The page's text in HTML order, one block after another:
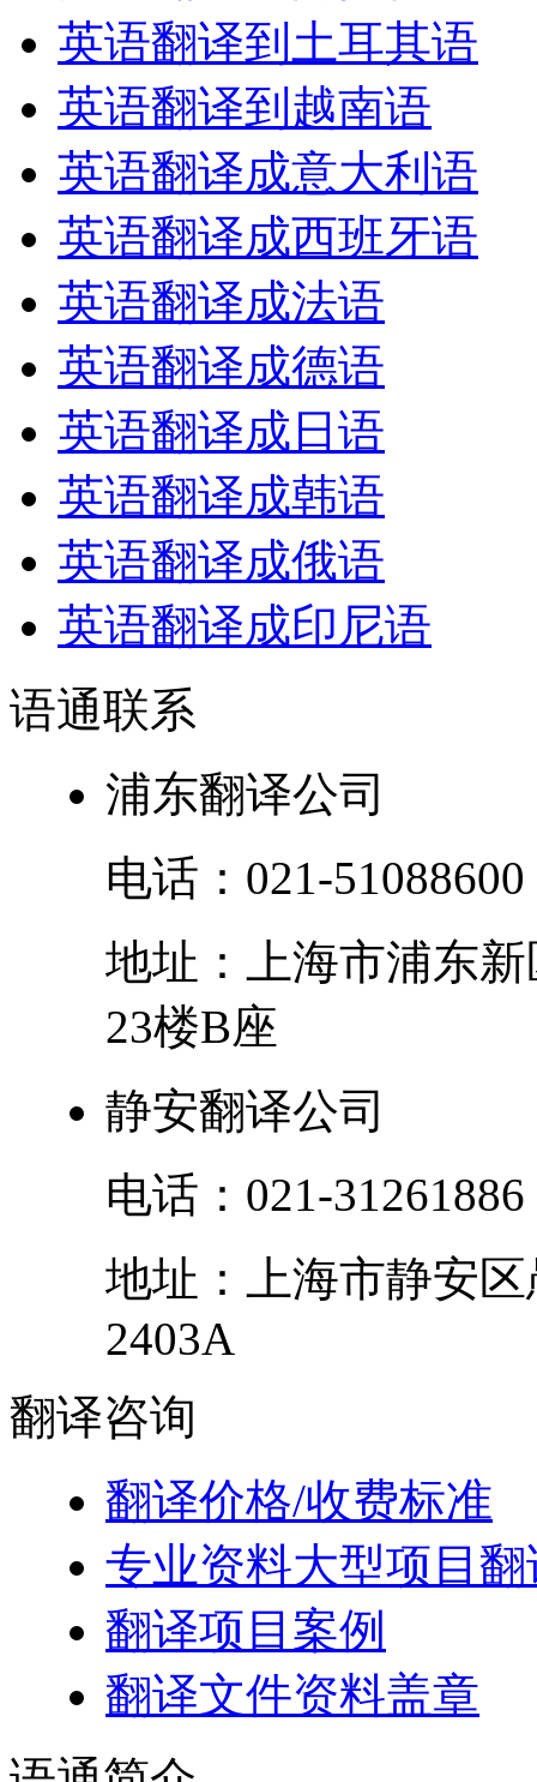
英语翻译到土耳其语
英语翻译到越南语
英语翻译成意大利语
英语翻译成西班牙语
英语翻译成法语
英语翻译成德语
英语翻译成日语
英语翻译成韩语
英语翻译成俄语
英语翻译成印尼语
语通联系
浦东翻译公司
电话： 021-51088600
地址：
上海市浦东新
23楼B座
静安翻译公司
电话： 021-31261886
地址：
上海市静安区
2403A
翻译咨询
翻译价格/收费标准
专业资料大型项目翻
翻译项目案例
翻译文件资料盖章